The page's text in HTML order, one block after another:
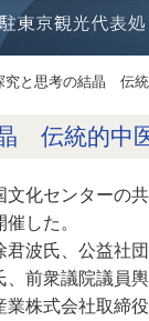
究と思考の結晶 伝
伝統的中
文化センター
した。
波氏、公益社
前衆議院議員
株式会社取締